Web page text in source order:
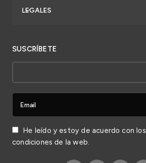
LEGALES
SUSCRÍBETE
He leído y estoy de acuerdo con los
condiciones de la web.